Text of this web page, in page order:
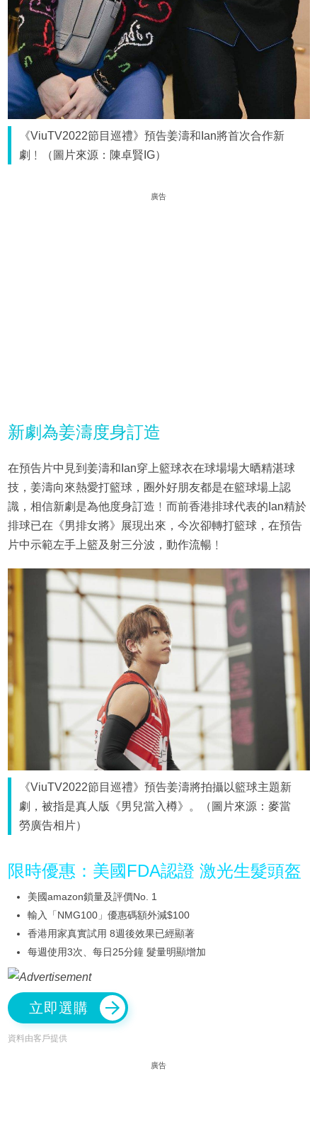
《ViuTV2022節目巡禮》預告姜濤和Ian將首次合作新
劇﹗（圖片來源：陳卓賢IG）
廣告
新劇為姜濤度身訂造
在預告片中見到姜濤和Ian穿上籃球衣在球場場大晒精湛球
技，姜濤向來熱愛打籃球，圈外好朋友都是在籃球場上認
識，相信新劇是為他度身訂造﹗而前香港排球代表的Ian精於
排球已在《男排女將》展現出來，今次卻轉打籃球，在預告
片中示範左手上籃及射三分波，動作流暢﹗
《ViuTV2022節目巡禮》預告姜濤將拍攝以籃球主題新
劇，被指是真人版《男兒當入樽》。（圖片來源：麥當
勞廣告相片）
限時優惠：美國FDA認證 激光生髮頭盔
美國amazon鎖量及評價No. 1
輸入「NMG100」優惠碼額外減$100
香港用家真實試用 8週後效果已經顯著
每週使用3次、每日25分鐘 髮量明顯增加
立即選購
資料由客戶提供
廣告